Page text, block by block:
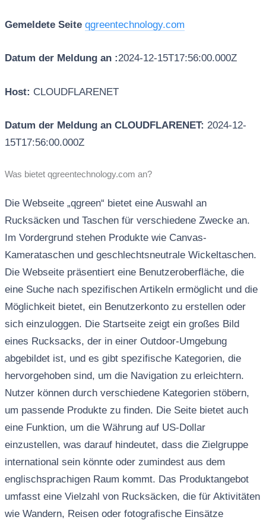
Gemeldete Seite qgreentechnology.com
Datum der Meldung an :2024-12-15T17:56:00.000Z
Host: CLOUDFLARENET
Datum der Meldung an CLOUDFLARENET: 2024-12-
15T17:56:00.000Z
Was bietet qgreentechnology.com an?
Die Webseite „qgreen“ bietet eine Auswahl an
Rucksäcken und Taschen für verschiedene Zwecke an.
Im Vordergrund stehen Produkte wie Canvas-
Kamerataschen und geschlechtsneutrale Wickeltaschen.
Die Webseite präsentiert eine Benutzeroberfläche, die
eine Suche nach spezifischen Artikeln ermöglicht und die
Möglichkeit bietet, ein Benutzerkonto zu erstellen oder
sich einzuloggen. Die Startseite zeigt ein großes Bild
eines Rucksacks, der in einer Outdoor-Umgebung
abgebildet ist, und es gibt spezifische Kategorien, die
hervorgehoben sind, um die Navigation zu erleichtern.
Nutzer können durch verschiedene Kategorien stöbern,
um passende Produkte zu finden. Die Seite bietet auch
eine Funktion, um die Währung auf US-Dollar
einzustellen, was darauf hindeutet, dass die Zielgruppe
international sein könnte oder zumindest aus dem
englischsprachigen Raum kommt. Das Produktangebot
umfasst eine Vielzahl von Rucksäcken, die für Aktivitäten
wie Wandern, Reisen oder fotografische Einsätze